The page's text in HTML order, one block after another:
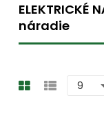
ELEKTRICKÉ
náradie